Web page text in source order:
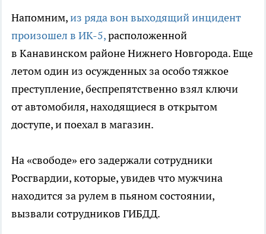
Напомним,из ряда вон выходящий инцидент
произошел в ИК-5,расположенной
в Канавинском районе Нижнего Новгорода. Еще
летом один из осужденных за особо тяжкое
преступление, беспрепятственно взял ключи
от автомобиля, находящиеся в открытом
доступе, и поехал в магазин.
На «свободе» его задержали сотрудники
Росгвардии, которые, увидев что мужчина
находится за рулем в пьяном состоянии,
вызвали сотрудников ГИБДД.